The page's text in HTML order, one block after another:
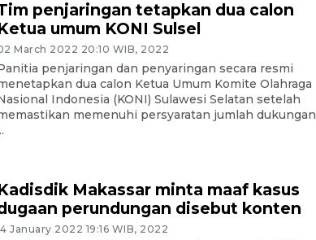
penjaringan tetapkan dua calon
umum KONI Sulsel
March 2022 20:10 WIB, 2022
penjaringan dan penyaringan secara resmi
dua calon Ketua Umum Komite Olahraga
Indonesia (KONI) Sulawesi Selatan setelah
memenuhi persyaratan jumlah dukungan
Makassar minta maaf kasus
perundungan disebut konten
January 2022 19:16 WIB, 2022